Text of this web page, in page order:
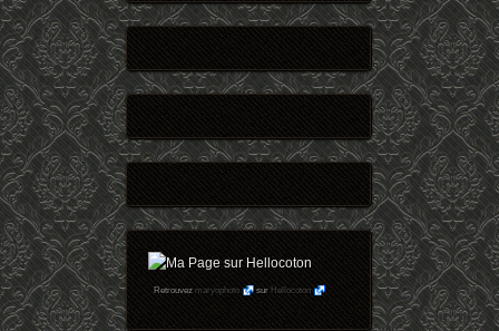
Retrouvezmaryophoto surHellocoton